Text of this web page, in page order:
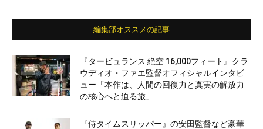
編集部オススメの記事
『タービュランス 絶空 16,000フィート』クラ
ウディオ・ファエ監督オフィシャルインタビ
ュー「本作は、人間の回復力と真実の解放力
の核心へと迫る旅」
『侍タイムスリッパー』の安田監督など豪華